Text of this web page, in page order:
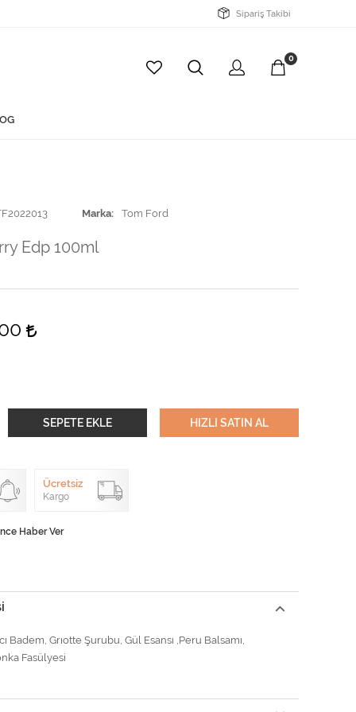
Sipariş Takibi
0
Marka Tom Ford
Edp 100ml
SEPETE EKLE HIZLI SATIN AL
Ücretsiz
Kargo
Haber Ver
Badem, Grıotte Şurubu, Gül Esansı ,Peru Balsamı,
Fasülyesi